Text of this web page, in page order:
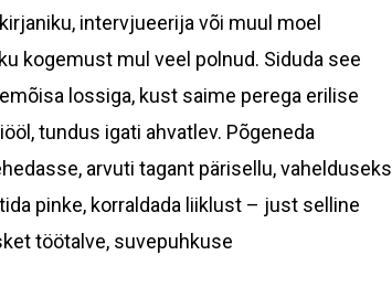
intervjueerija või muul moel
kogemust mul veel polnud. Siduda see
lossiga, kust saime perega erilise
tundus igati ahvatlev. Põgeneda
arvuti tagant pärisellu, vahelduseks
pinke, korraldada liiklust – just selline
töötalve, suvepuhkuse